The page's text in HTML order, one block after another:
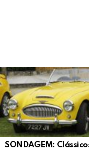
LATEST
STORIES
SONDAGEM: